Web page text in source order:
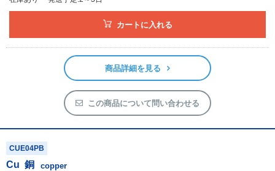
カートに入れる
商品詳細を見る
この商品について問い合わせる
CUE04PB
Cu 銅 copper